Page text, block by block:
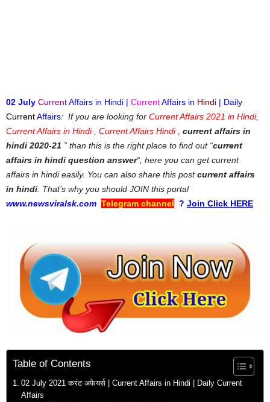
02 July CurrentAffairs in Hindi | CurrentAffairs in Hindi | Daily
CurrentAffairs: If you are looking for Current Affairs 2021 in Hindi,
Current Affairs in Hindi , Current Affairs Hindi ,
current affairs in
hindi 2020-21 ” than this is the right place to find out “current
affairs in hindi question answer“, here you can get current
affairs in hindi easily. You can also share this postcurrent affairs
in hindi . That’s why you should JOIN this portal
www.newsviralsk.com Telegram channel ? Join Click HERE
Table of Contents
02 July 2021 करंट अफेयर्स | Current Affairs in Hindi | Daily Current
Affairs